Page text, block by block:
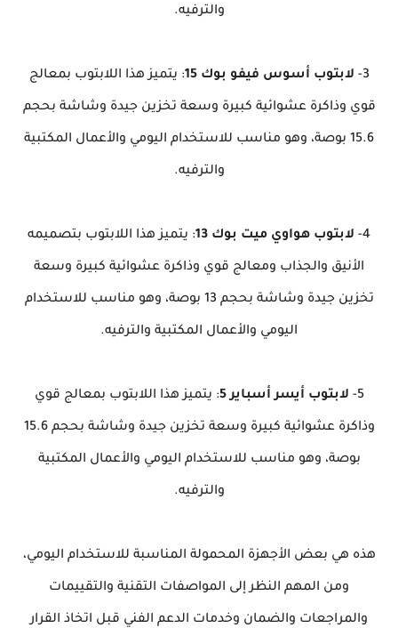
والترفيه.
3- لابتوب أسوس فيفو بوك 15 : يتميز هذا اللابتوب بمعالج
قوي وذاكرة عشوائية كبيرة وسعة تخزين جيدة وشاشة بحجم
15.6 بوصة، وهو مناسب للاستخدام اليومي والأعمال المكتبية
والترفيه.
4- لابتوب هواوي ميت بوك 13 : يتميز هذا اللابتوب بتصميمه
الأنيق والجذاب ومعالج قوي وذاكرة عشوائية كبيرة وسعة
تخزين جيدة وشاشة بحجم 13 بوصة، وهو مناسب للاستخدام
اليومي والأعمال المكتبية والترفيه.
5- لابتوب أيسر أسباير 5 : يتميز هذا اللابتوب بمعالج قوي
وذاكرة عشوائية كبيرة وسعة تخزين جيدة وشاشة بحجم 15.6
بوصة، وهو مناسب للاستخدام اليومي والأعمال المكتبية
والترفيه.
هذه هي بعض الأجهزة المحمولة المناسبة للاستخدام اليومي،
ومن المهم النظر إلى المواصفات التقنية والتقييمات
والمراجعات والضمان وخدمات الدعم الفني قبل اتخاذ القرار